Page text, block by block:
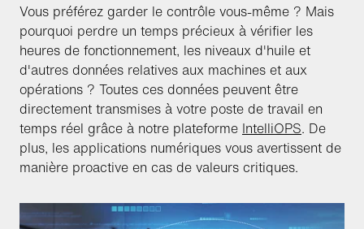
Vous préférez garder le contrôle vous-même ? Mais
pourquoi perdre un temps précieux à vérifier les
heures de fonctionnement, les niveaux d'huile et
d'autres données relatives aux machines et aux
opérations ? Toutes ces données peuvent être
directement transmises à votre poste de travail en
temps réel grâce à notre plateforme IntelliOPS. De
plus, les applications numériques vous avertissent de
manière proactive en cas de valeurs critiques.